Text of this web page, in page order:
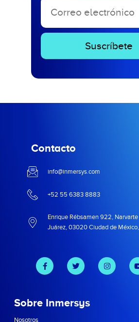
Contacto
info@inmersys.com
+52 55 6383 8883
Enrique Rébsamen 922,
Juárez, 03020 Ciudad de
Sobre Inmersys
Nosotros